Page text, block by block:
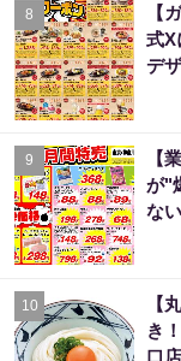
8
【
式X
デ
9
【
が"
ない
10
【
き
口